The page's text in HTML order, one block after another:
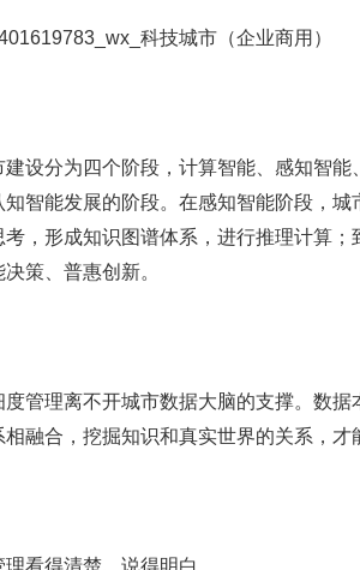
科技城市（企业商用）
建设分为四个阶段，计算智能、感知智
知智能发展的阶段。在感知智能阶段，
考，形成知识图谱体系，进行推理计算
策、普惠创新。
度管理离不开城市数据大脑的支撑。数
融合，挖掘知识和真实世界的关系，才
理看得清楚、说得明白